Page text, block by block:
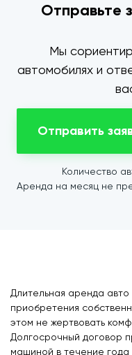
Отправьте
Мы
автомобилях и
Отправить
Количество
Аренда на месяц не
Длительная аренда авто
приобретения
этом не жертвовать
Долгосрочный договор
машиной в течение года